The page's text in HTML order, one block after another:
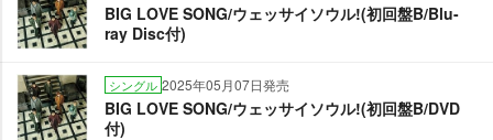
BIG LOVE SONG/ウェッサイソウル!(初回盤B/Blu-
ray Disc付)
シングル 2025年05月07日発売
BIG LOVE SONG/ウェッサイソウル!(初回盤B/DVD
付)